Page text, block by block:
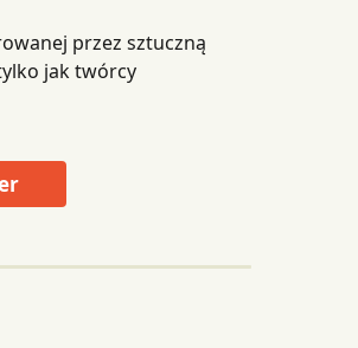
przez sztuczną
jak twórcy